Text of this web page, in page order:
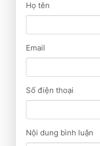
Họ tên
Email
Số điện thoại
Nội dung bình luận